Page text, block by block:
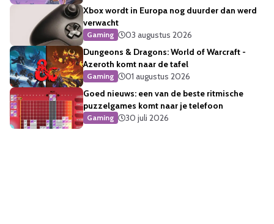
Xbox wordt in Europa nog duurder dan werd
verwacht
Gaming
03 augustus 2026
Dungeons & Dragons: World of Warcraft -
Azeroth komt naar de tafel
Gaming
01 augustus 2026
Goed nieuws: een van de beste ritmische
puzzelgames komt naar je telefoon
Gaming 30 juli 2026